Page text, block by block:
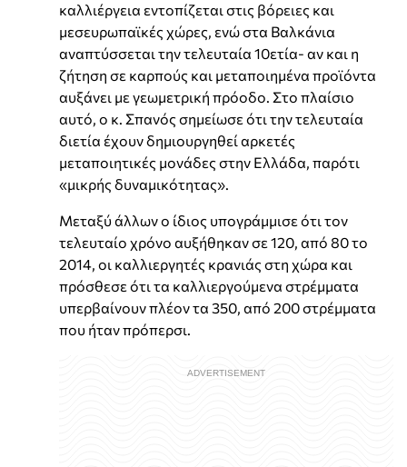
καλλιέργεια εντοπίζεται στις βόρειες και
μεσευρωπαϊκές χώρες, ενώ στα Βαλκάνια
αναπτύσσεται την τελευταία 10ετία- αν και η
ζήτηση σε καρπούς και μεταποιημένα προϊόντα
αυξάνει με γεωμετρική πρόοδο. Στο πλαίσιο
αυτό, ο κ. Σπανός σημείωσε ότι την τελευταία
διετία έχουν δημιουργηθεί αρκετές
μεταποιητικές μονάδες στην Ελλάδα, παρότι
«μικρής δυναμικότητας».
Μεταξύ άλλων ο ίδιος υπογράμμισε ότι τον
τελευταίο χρόνο αυξήθηκαν σε 120, από 80 το
2014, οι καλλιεργητές κρανιάς στη χώρα και
πρόσθεσε ότι τα καλλιεργούμενα στρέμματα
υπερβαίνουν πλέον τα 350, από 200 στρέμματα
που ήταν πρόπερσι.